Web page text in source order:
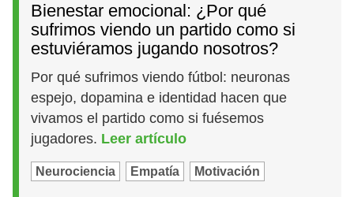
Bienestar emocional: ¿Por qué
sufrimos viendo un partido como si
estuviéramos jugando nosotros?
Por qué sufrimos viendo fútbol: neuronas
espejo, dopamina e identidad hacen que
vivamos el partido como si fuésemos
jugadores. Leer artículo
Neurociencia Empatía Motivación